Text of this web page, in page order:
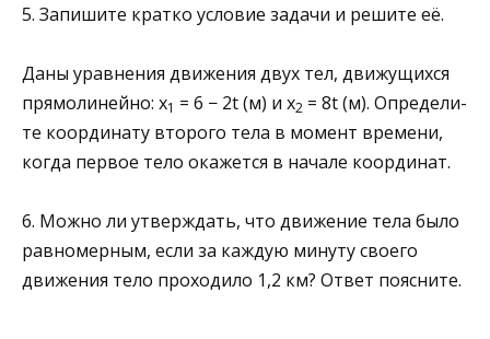
5. Запишите кратко условие задачи и решите её.
Даны уравнения движения двух тел, движущихся
прямолинейно: х1 = 6 − 2t (м) и х2 = 8t (м). Определи­
те координату второго тела в момент времени,
когда первое тело окажется в начале координат.
6. Можно ли утверждать, что движение тела было
равномерным, если за каждую минуту своего
движения тело проходило 1,2 км? Ответ поясните.